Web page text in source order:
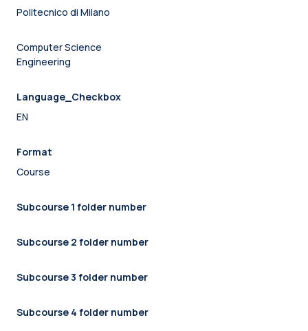
Politecnico di Milano
Computer Science
Engineering
Language_Checkbox
EN
Format
Course
Subcourse 1 folder number
Subcourse 2 folder number
Subcourse 3 folder number
Subcourse 4 folder number